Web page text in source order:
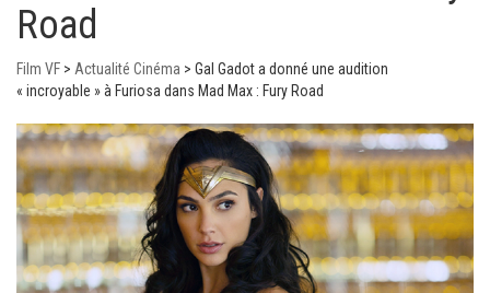
Road
Film VF > Actualité Cinéma > Gal Gadot a donné une audition
« incroyable » à Furiosa dans Mad Max : Fury Road